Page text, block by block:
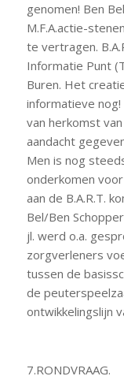
genomen! Ben
M.F.A.actie-
te vertragen.
Informatie Punt
Buren. Het
informatieve
van herkomst
aandacht
Men is nog
onderkomen voor
aan de B.A.R.T.
Bel/Ben
jl. werd o.a.
zorgverleners
tussen de
de
ontwikkelingslijn
7.RONDVRAAG.